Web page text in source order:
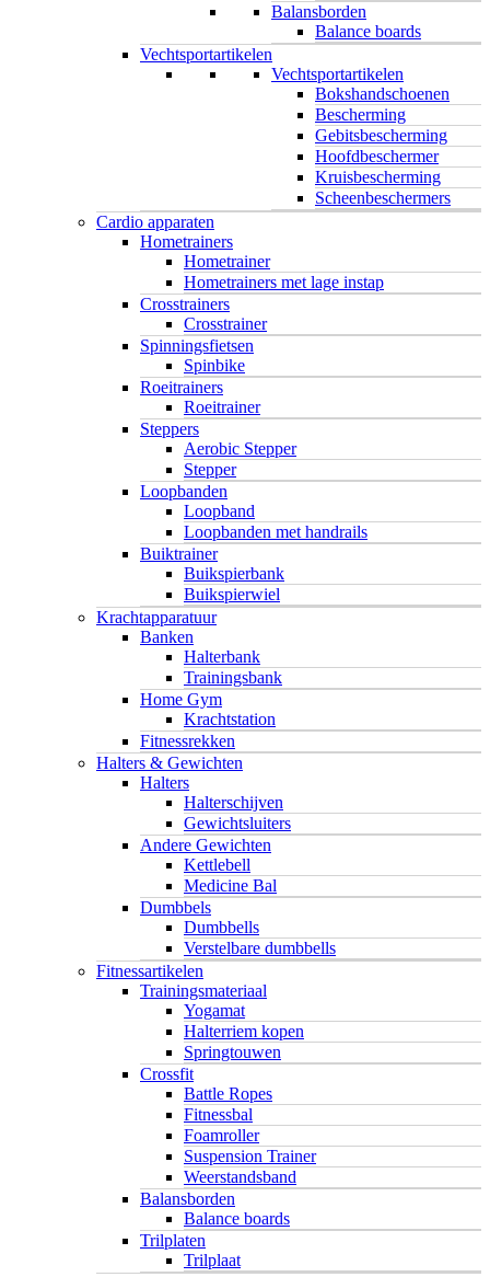
Balansborden
Balance boards
Vechtsportartikelen
Vechtsportartikelen
Bokshandschoenen
Bescherming
Gebitsbescherming
Hoofdbeschermer
Kruisbescherming
Scheenbeschermers
Cardio apparaten
Hometrainers
Hometrainer
Hometrainers met lage instap
Crosstrainers
Crosstrainer
Spinningsfietsen
Spinbike
Roeitrainers
Roeitrainer
Steppers
Aerobic Stepper
Stepper
Loopbanden
Loopband
Loopbanden met handrails
Buiktrainer
Buikspierbank
Buikspierwiel
Krachtapparatuur
Banken
Halterbank
Trainingsbank
Home Gym
Krachtstation
Fitnessrekken
Halters & Gewichten
Halters
Halterschijven
Gewichtsluiters
Andere Gewichten
Kettlebell
Medicine Bal
Dumbbels
Dumbbells
Verstelbare dumbbells
Fitnessartikelen
Trainingsmateriaal
Yogamat
Halterriem kopen
Springtouwen
Crossfit
Battle Ropes
Fitnessbal
Foamroller
Suspension Trainer
Weerstandsband
Balansborden
Balance boards
Trilplaten
Trilplaat